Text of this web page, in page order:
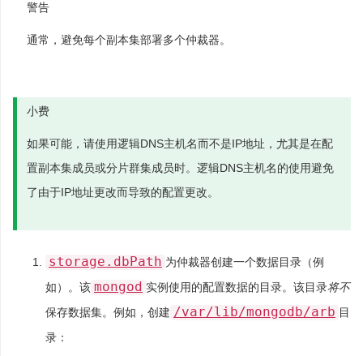
警告
通常，避免每个副本集部署多个仲裁器。
小费
如果可能，请使用逻辑DNS主机名而不是IP地址，尤其是在配
置副本集成员或分片群集成员时。逻辑DNS主机名的使用避免
了由于IP地址更改而导致的配置更改。
storage.dbPath 为仲裁器创建一个数据目录（例
如）。该 mongod 实例使用的配置数据的目录。该目录将不
保存数据集。例如，创建 /var/lib/mongodb/arb 目
录：